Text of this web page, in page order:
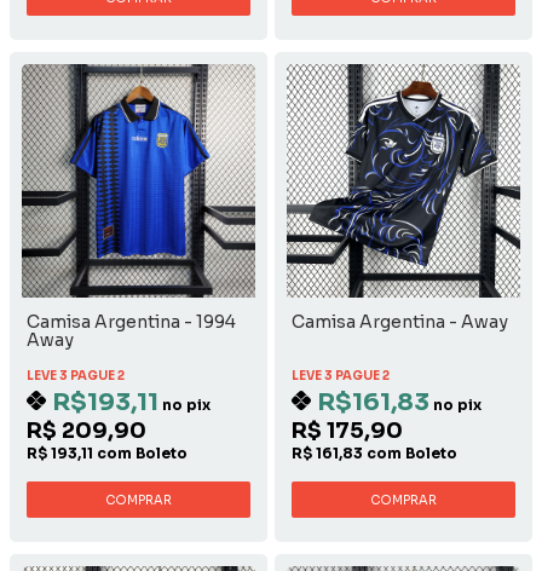
Camisa Argentina - 1994
Away
LEVE 3 PAGUE 2
R$193,11 no pix
R$ 209,90
R$ 193,11 com Boleto
COMPRAR
Camisa Argentina - Away
LEVE 3 PAGUE 2
R$161,83 no pix
R$ 175,90
R$ 161,83 com Boleto
COMPRAR